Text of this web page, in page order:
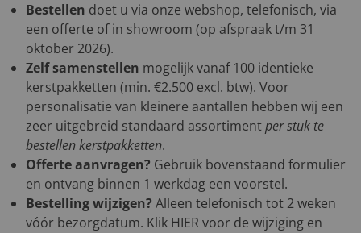
Bestellen doet u via onze webshop, telefonisch, via
een offerte of in showroom (op afspraak t/m 31
oktober 2026).
Zelf samenstellen mogelijk vanaf 100 identieke
kerstpakketten (min. €2.500 excl. btw). Voor
personalisatie van kleinere aantallen hebben wij een
zeer uitgebreid standaard assortimentper stuk te
bestellen kerstpakketten.
Offerte aanvragen? Gebruik bovenstaand formulier
en ontvang binnen 1 werkdag een voorstel.
Bestelling wijzigen? Alleen telefonisch tot 2 weken
vóór bezorgdatum. Klik HIERvoor de wijziging en